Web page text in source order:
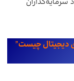
دیجیتال چیست”